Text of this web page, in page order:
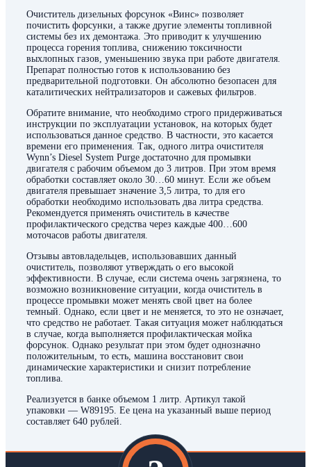
Очиститель дизельных форсунок «Винс» позволяет
почистить форсунки, а также другие элементы топливной
системы без их демонтажа. Это приводит к улучшению
процесса горения топлива, снижению токсичности
выхлопных газов, уменьшению звука при работе двигателя.
Препарат полностью готов к использованию без
предварительной подготовки. Он абсолютно безопасен для
каталитических нейтрализаторов и сажевых фильтров.
Обратите внимание, что необходимо строго придерживаться
инструкции по эксплуатации установок, на которых будет
использоваться данное средство. В частности, это касается
времени его применения. Так, одного литра очистителя
Wynn’s Diesel System Purge достаточно для промывки
двигателя с рабочим объемом до 3 литров. При этом время
обработки составляет около 30…60 минут. Если же объем
двигателя превышает значение 3,5 литра, то для его
обработки необходимо использовать два литра средства.
Рекомендуется применять очиститель в качестве
профилактического средства через каждые 400…600
моточасов работы двигателя.
Отзывы автовладельцев, использовавших данный
очиститель, позволяют утверждать о его высокой
эффективности. В случае, если система очень загрязнена, то
возможно возникновение ситуации, когда очиститель в
процессе промывки может менять свой цвет на более
темный. Однако, если цвет и не меняется, то это не означает,
что средство не работает. Такая ситуация может наблюдаться
в случае, когда выполняется профилактическая мойка
форсунок. Однако результат при этом будет однозначно
положительным, то есть, машина восстановит свои
динамические характеристики и снизит потребление
топлива.
Реализуется в банке объемом 1 литр. Артикул такой
упаковки — W89195. Ее цена на указанный выше период
составляет 640 рублей.